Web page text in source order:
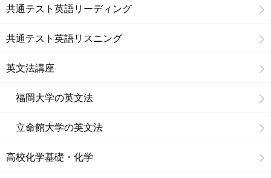
共通テスト英語リーディング
共通テスト英語リスニング
英文法講座
福岡大学の英文法
立命館大学の英文法
高校化学基礎・化学